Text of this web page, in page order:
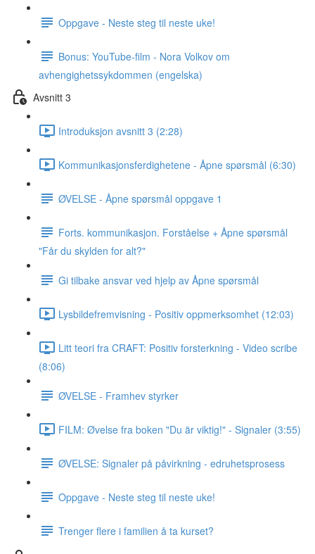
Oppgave - Neste steg til neste uke!
Bonus: YouTube-film - Nora Volkov om
avhengighetssykdommen (engelska)
Avsnitt 3
Introduksjon avsnitt 3 (2:28)
Kommunikasjonsferdighetene - Åpne spørsmål (6:30)
ØVELSE - Åpne spørsmål oppgave 1
Forts. kommunikasjon. Forståelse + Åpne spørsmål
"Får du skylden for alt?"
Gi tilbake ansvar ved hjelp av Åpne spørsmål
Lysbildefremvisning - Positiv oppmerksomhet (12:03)
Litt teori fra CRAFT: Positiv forsterkning - Video scribe
(8:06)
ØVELSE - Framhev styrker
FILM: Øvelse fra boken "Du är viktig!" - Signaler (3:55)
ØVELSE: Signaler på påvirkning - edruhetsprosess
Oppgave - Neste steg til neste uke!
Trenger flere i familien å ta kurset?